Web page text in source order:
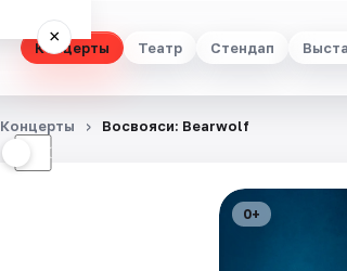
Концерты Театр Стендап
×
☾
Концерты Восвояси: Bearwolf
0+